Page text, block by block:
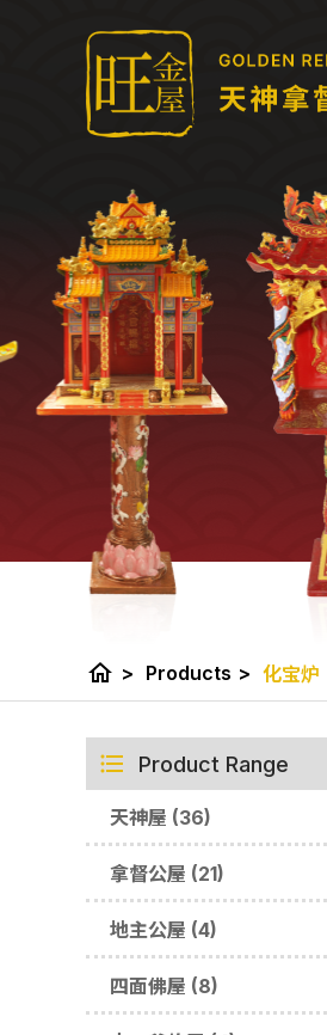
home > Products > 化宝炉
Product Range
天神屋 (36)
拿督公屋 (21)
地主公屋 (4)
四面佛屋 (8)